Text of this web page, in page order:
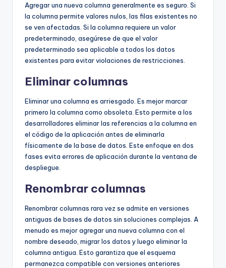
Agregar una nueva columna generalmente es seguro. Si
la columna permite valores nulos, las filas existentes no
se ven afectadas. Si la columna requiere un valor
predeterminado, asegúrese de que el valor
predeterminado sea aplicable a todos los datos
existentes para evitar violaciones de restricciones.
Eliminar columnas
Eliminar una columna es arriesgado. Es mejor marcar
primero la columna como obsoleta. Esto permite a los
desarrolladores eliminar las referencias a la columna en
el código de la aplicación antes de eliminarla
físicamente de la base de datos. Este enfoque en dos
fases evita errores de aplicación durante la ventana de
despliegue.
Renombrar columnas
Renombrar columnas rara vez se admite en versiones
antiguas de bases de datos sin soluciones complejas. A
menudo es mejor agregar una nueva columna con el
nombre deseado, migrar los datos y luego eliminar la
columna antigua. Esto garantiza que el esquema
permanezca compatible con versiones anteriores